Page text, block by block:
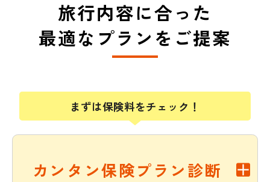
旅行内容に合った
最適なプランをご提案
まずは保険料をチェック！
カンタン保険プラン診断